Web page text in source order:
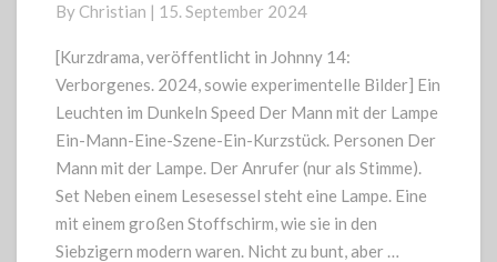
mit
der
Lampe
&
Bilder
By Christian | 15. September 2024
[Kurzdrama, veröffentlicht in Johnny 14:
Verborgenes. 2024, sowie experimentelle Bilder] Ein
Leuchten im Dunkeln Speed Der Mann mit der Lampe
Ein-Mann-Eine-Szene-Ein-Kurzstück. Personen Der
Mann mit der Lampe. Der Anrufer (nur als Stimme).
Set Neben einem Lesesessel steht eine Lampe. Eine
mit einem großen Stoffschirm, wie sie in den
Siebzigern modern waren. Nicht zu bunt, aber …